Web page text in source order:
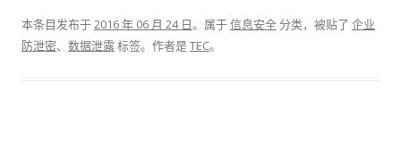
本条目发布于2016 年 06 月 24 日。属于信息安全分类，被贴了 企业
防泄密、 数据泄露标签。 作者是TEC。